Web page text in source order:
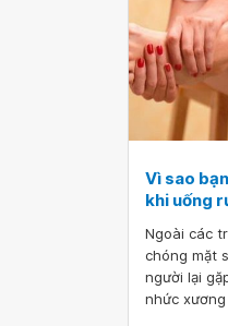
Vì sao
khi uống
Ngoài các
chóng mặt
người lại
nhức